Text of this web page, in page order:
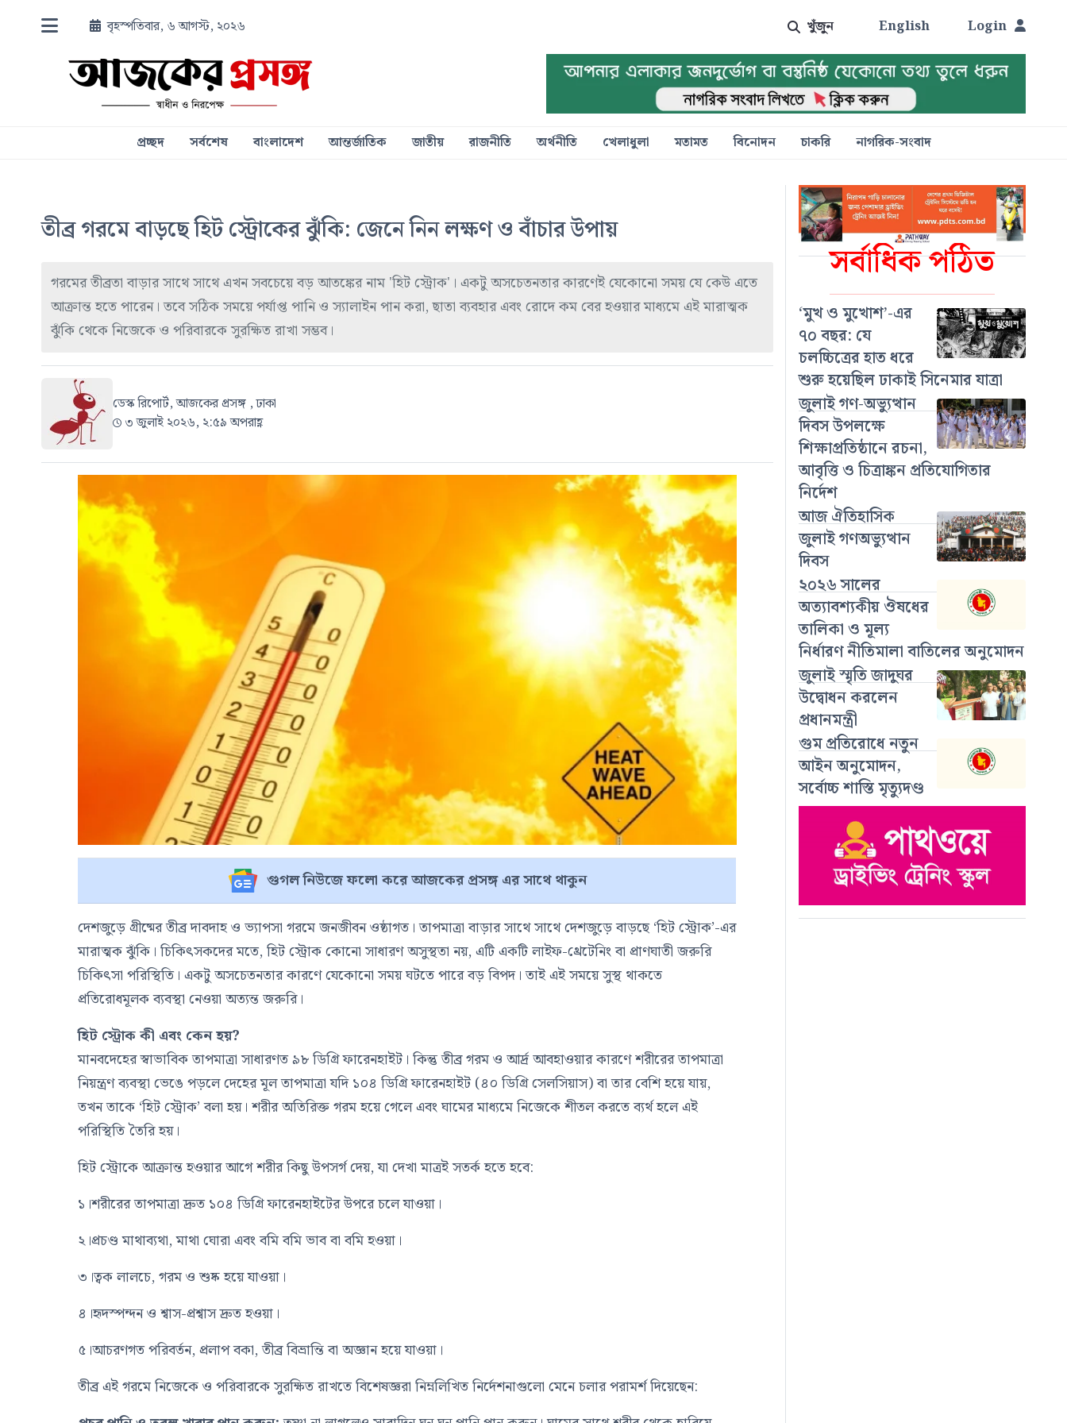
বৃহস্পতিবার, ৬ আগস্ট, ২০২৬ খুঁজুন English Login
প্রচ্ছদ সর্বশেষ বাংলাদেশ আন্তর্জাতিক জাতীয় রাজনীতি অর্থনীতি খেলাধুলা মতামত বিনোদন চাকরি নাগরিক-সংবাদ
সর্বাধিক পঠিত
‘মুখ ও মুখোশ’-এর
৭০ বছর: যে
চলচ্চিত্রের হাত ধরে
শুরু হয়েছিল ঢাকাই সিনেমার যাত্রা
জুলাই গণ-অভ্যুত্থান
দিবস উপলক্ষে
শিক্ষাপ্রতিষ্ঠানে রচনা,
আবৃত্তি ও চিত্রাঙ্কন প্রতিযোগিতার
নির্দেশ
আজ ঐতিহাসিক
জুলাই গণঅভ্যুত্থান
দিবস
২০২৬ সালের
অত্যাবশ্যকীয় ঔষধের
তালিকা ও মূল্য
নির্ধারণ নীতিমালা বাতিলের অনুমোদন
জুলাই স্মৃতি জাদুঘর
উদ্বোধন করলেন
প্রধানমন্ত্রী
গুম প্রতিরোধে নতুন
আইন অনুমোদন,
সর্বোচ্চ শাস্তি মৃত্যুদণ্ড
তীব্র গরমে বাড়ছে হিট স্ট্রোকের ঝুঁকি: জেনে নিন লক্ষণ ও বাঁচার উপায়
গরমের তীব্রতা বাড়ার সাথে সাথে এখন সবচেয়ে বড় আতঙ্কের নাম 'হিট স্ট্রোক'। একটু অসচেতনতার কারণেই যেকোনো সময় যে কেউ এতে
আক্রান্ত হতে পারেন। তবে সঠিক সময়ে পর্যাপ্ত পানি ও স্যালাইন পান করা, ছাতা ব্যবহার এবং রোদে কম বের হওয়ার মাধ্যমে এই মারাত্মক
ঝুঁকি থেকে নিজেকে ও পরিবারকে সুরক্ষিত রাখা সম্ভব।
ডেস্ক রিপোর্ট, আজকের প্রসঙ্গ , ঢাকা
৩ জুলাই ২০২৬, ২:৫৯ অপরাহ্ণ
গুগল নিউজে ফলো করে আজকের প্রসঙ্গ এর সাথে থাকুন
দেশজুড়ে গ্রীষ্মের তীব্র দাবদাহ ও ভ্যাপসা গরমে জনজীবন ওষ্ঠাগত। তাপমাত্রা বাড়ার সাথে সাথে দেশজুড়ে বাড়ছে ‘হিট স্ট্রোক’-এর
মারাত্মক ঝুঁকি। চিকিৎসকদের মতে, হিট স্ট্রোক কোনো সাধারণ অসুস্থতা নয়, এটি একটি লাইফ-থ্রেটেনিং বা প্রাণঘাতী জরুরি
চিকিৎসা পরিস্থিতি। একটু অসচেতনতার কারণে যেকোনো সময় ঘটতে পারে বড় বিপদ। তাই এই সময়ে সুস্থ থাকতে
প্রতিরোধমূলক ব্যবস্থা নেওয়া অত্যন্ত জরুরি।
হিট স্ট্রোক কী এবং কেন হয়?
মানবদেহের স্বাভাবিক তাপমাত্রা সাধারণত ৯৮ ডিগ্রি ফারেনহাইট। কিন্তু তীব্র গরম ও আর্দ্র আবহাওয়ার কারণে শরীরের তাপমাত্রা
নিয়ন্ত্রণ ব্যবস্থা ভেঙে পড়লে দেহের মূল তাপমাত্রা যদি ১০৪ ডিগ্রি ফারেনহাইট (৪০ ডিগ্রি সেলসিয়াস) বা তার বেশি হয়ে যায়,
তখন তাকে ‘হিট স্ট্রোক’ বলা হয়। শরীর অতিরিক্ত গরম হয়ে গেলে এবং ঘামের মাধ্যমে নিজেকে শীতল করতে ব্যর্থ হলে এই
পরিস্থিতি তৈরি হয়।
হিট স্ট্রোকে আক্রান্ত হওয়ার আগে শরীর কিছু উপসর্গ দেয়, যা দেখা মাত্রই সতর্ক হতে হবে:
১।শরীরের তাপমাত্রা দ্রুত ১০৪ ডিগ্রি ফারেনহাইটের উপরে চলে যাওয়া।
২।প্রচণ্ড মাথাব্যথা, মাথা ঘোরা এবং বমি বমি ভাব বা বমি হওয়া।
৩।ত্বক লালচে, গরম ও শুষ্ক হয়ে যাওয়া।
৪।হৃদস্পন্দন ও শ্বাস-প্রশ্বাস দ্রুত হওয়া।
৫।আচরণগত পরিবর্তন, প্রলাপ বকা, তীব্র বিভ্রান্তি বা অজ্ঞান হয়ে যাওয়া।
তীব্র এই গরমে নিজেকে ও পরিবারকে সুরক্ষিত রাখতে বিশেষজ্ঞরা নিম্নলিখিত নির্দেশনাগুলো মেনে চলার পরামর্শ দিয়েছেন: